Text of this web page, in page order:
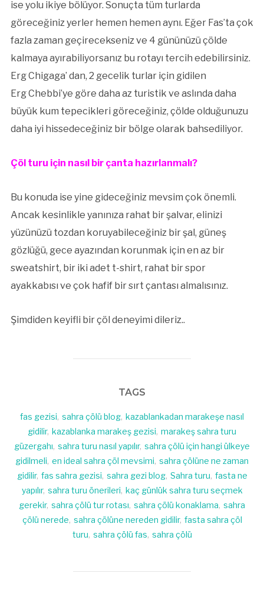
ise yolu ikiye bölüyor. Sonuçta tüm turlarda
göreceğiniz yerler hemen hemen aynı. Eğer Fas’ta çok
fazla zaman geçirecekseniz ve 4 gününüzü çölde
kalmaya ayırabiliyorsanız bu rotayı tercih edebilirsiniz.
Erg Chigaga’ dan, 2 gecelik turlar için gidilen
Erg Chebbi’ye göre daha az turistik ve aslında daha
büyük kum tepecikleri göreceğiniz, çölde olduğunuzu
daha iyi hissedeceğiniz bir bölge olarak bahsediliyor.
Çöl turu için nasıl bir çanta hazırlanmalı?
Bu konuda ise yine gideceğiniz mevsim çok önemli.
Ancak kesinlikle yanınıza rahat bir şalvar, elinizi
yüzünüzü tozdan koruyabileceğiniz bir şal, güneş
gözlüğü, gece ayazından korunmak için en az bir
sweatshirt, bir iki adet t-shirt, rahat bir spor
ayakkabısı ve çok hafif bir sırt çantası almalısınız.
Şimdiden keyifli bir çöl deneyimi dileriz..
TAGS
fas gezisi, sahra çölü blog, kazablankadan marakeşe nasıl
gidilir, kazablanka marakeş gezisi, marakeş sahra turu
güzergahı, sahra turu nasıl yapılır, sahra çölü için hangi ülkeye
gidilmeli, en ideal sahra çöl mevsimi, sahra çölüne ne zaman
gidilir, fas sahra gezisi, sahra gezi blog, Sahra turu, fasta ne
yapılır, sahra turu önerileri, kaç günlük sahra turu seçmek
gerekir, sahra çölü tur rotası, sahra çölü konaklama, sahra
çölü nerede, sahra çölüne nereden gidilir, fasta sahra çöl
turu, sahra çölü fas, sahra çölü